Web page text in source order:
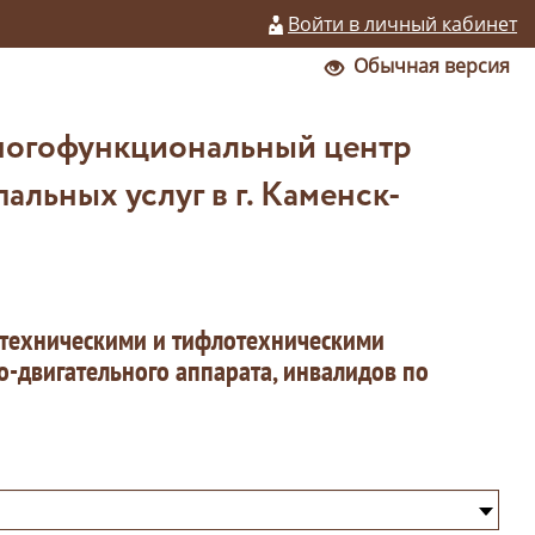
Войти в личный кабинет
Обычная версия
центр
услуг в г. Каменск-
и тифлотехническими
аппарата, инвалидов по